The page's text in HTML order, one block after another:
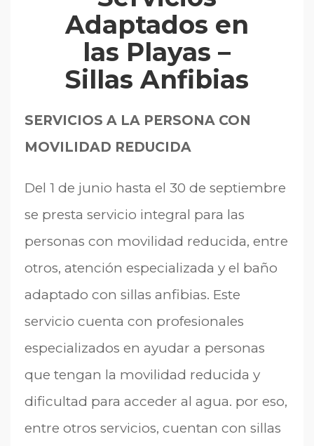
Adaptados en
las Playas –
Sillas Anfibias
SERVICIOS A LA PERSONA CON
MOVILIDAD REDUCIDA
Del 1 de junio hasta el 30 de septiembre
se presta servicio integral para las
personas con movilidad reducida, entre
otros, atención especializada y el baño
adaptado con sillas anfibias. Este
servicio cuenta con profesionales
especializados en ayudar a personas
que tengan la movilidad reducida y
dificultad para acceder al agua. por eso,
entre otros servicios, cuentan con sillas